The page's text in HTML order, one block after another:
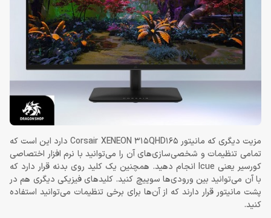
مزیت دیگری که مانیتور Corsair XENEON 315QHD165 دارد این است که
تمامی تنظیمات و شخصی‌‎سازی‌های آن را می‌توانید با نرم افزار اختصاصی
کورسیر یعنی Icue انجام دهید. همچنین یک کلید روی بدنه قرار دارد که
با آن می‌توانید بین ورودی‌ها سوییچ کنید. کلیدهای فیزیکی دیگری هم در
پشت مانیتور قرار دارند که از آن‌ها برای برخی تنظیمات می‌توانید استفاده
کنید.